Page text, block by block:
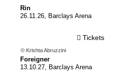
Rin
26.11.26, Barclays Arena
Tickets
© Krishta Abruzzini
Foreigner
13.10.27, Barclays Arena